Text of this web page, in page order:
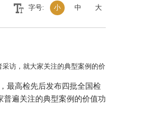
字号: 小 中 大
访，就大家关注的典型案例的价
最高检先后发布四批全国检
遍关注的典型案例的价值功